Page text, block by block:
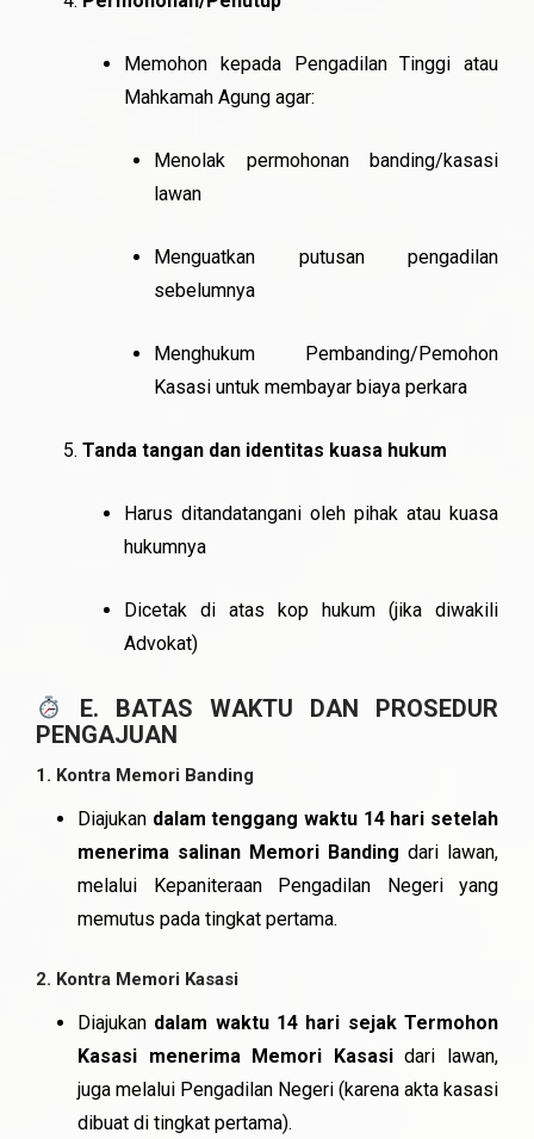
Memohon kepada Pengadilan Tinggi atau
Mahkamah Agung agar:
Menolak permohonan banding/kasasi
lawan
Menguatkan putusan pengadilan
sebelumnya
Menghukum Pembanding/Pemohon
Kasasi untuk membayar biaya perkara
Tanda tangan dan identitas kuasa hukum
Harus ditandatangani oleh pihak atau kuasa
hukumnya
Dicetak di atas kop hukum (jika diwakili
Advokat)
E. BATAS WAKTU DAN PROSEDUR
PENGAJUAN
1. Kontra Memori Banding
Diajukan dalam tenggang waktu 14 hari setelah
menerima salinan Memori Banding dari lawan,
melalui Kepaniteraan Pengadilan Negeri yang
memutus pada tingkat pertama.
2. Kontra Memori Kasasi
Diajukan dalam waktu 14 hari sejak Termohon
Kasasi menerima Memori Kasasidari lawan,
juga melalui Pengadilan Negeri (karena akta kasasi
dibuat di tingkat pertama).